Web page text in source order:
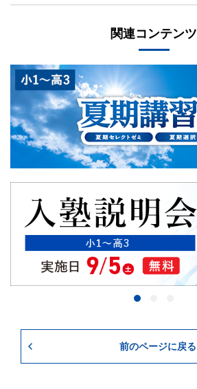
関連コンテンツ
前のページに戻る